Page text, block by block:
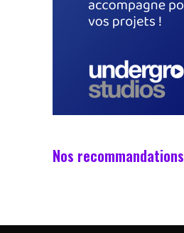
Nos recommandations